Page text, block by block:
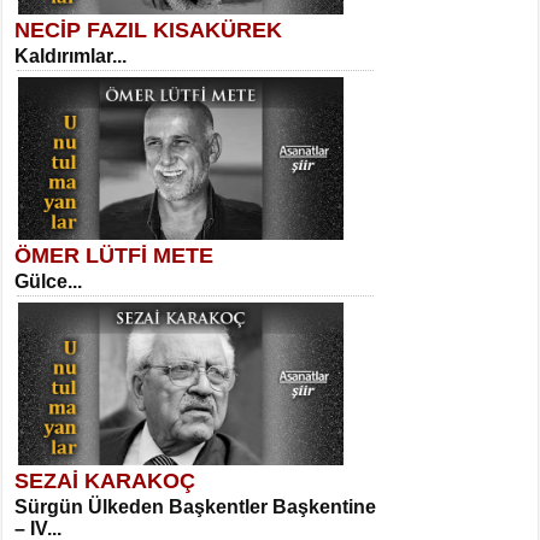
SELAHATTİN YILDIZ
İnsanın Zindanı...
MEHMET TAŞTAN
Vagon’da Bir Şairle...
SITKI CANEY
Oruçla Devrim ve Özgürlüğe…...
Kadir Ünal
Ayağıma Dolanan Yokuş...
Mehmet Çoban
Elmira...
NECİP FAZIL KISAKÜREK
Kaldırımlar...
ÖMER LÜTFİ METE
Gülce...
SEZAİ KARAKOÇ
Sürgün Ülkeden Başkentler Başkentine
– IV...